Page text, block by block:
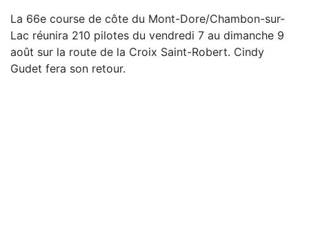
La 66e course de côte du Mont-Dore/Chambon-sur-
Lac réunira 210 pilotes du vendredi 7 au dimanche 9
août sur la route de la Croix Saint-Robert. Cindy
Gudet fera son retour.